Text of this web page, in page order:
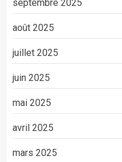
septembre 2025
août 2025
juillet 2025
juin 2025
mai 2025
avril 2025
mars 2025